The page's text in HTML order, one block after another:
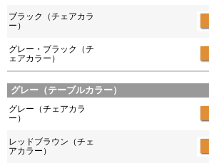
ブラック（チェアカラ
ー）
グレー・ブラック（チ
ェアカラー）
グレー（テーブルカラー）
グレー（チェアカラ
ー）
レッドブラウン（チェ
アカラー）